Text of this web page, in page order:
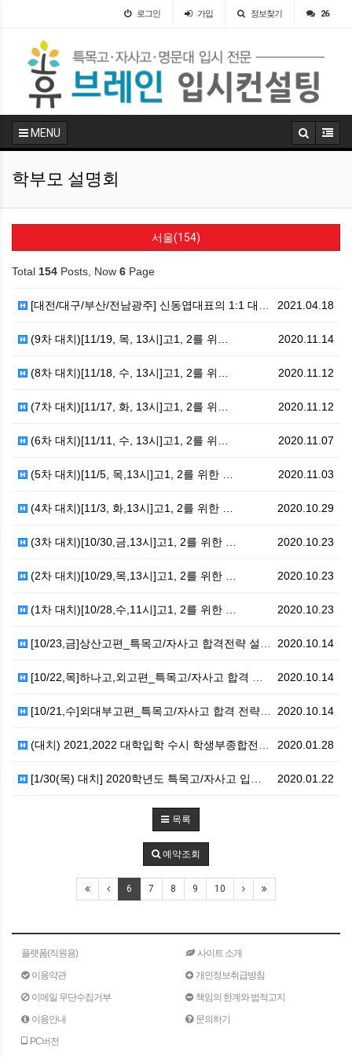
로그인 가입 정보찾기 26
MENU
학부모 설명회
서울(154)
Total 154 Posts, Now 6 Page
2021.04.18
[대전/대구/부산/전남광주] 신동엽대표의 1:1 대입 …
2020.11.14
(9차 대치)[11/19, 목, 13시]고1, 2를 위…
2020.11.12
(8차 대치)[11/18, 수, 13시]고1, 2를 위…
2020.11.12
(7차 대치)[11/17, 화, 13시]고1, 2를 위…
2020.11.07
(6차 대치)[11/11, 수, 13시]고1, 2를 위…
2020.11.03
(5차 대치)[11/5, 목,13시]고1, 2를 위한 …
2020.10.29
(4차 대치)[11/3, 화,13시]고1, 2를 위한 …
2020.10.23
(3차 대치)[10/30,금,13시]고1, 2를 위한 …
2020.10.23
(2차 대치)[10/29,목,13시]고1, 2를 위한 …
2020.10.23
(1차 대치)[10/28,수,11시]고1, 2를 위한 …
2020.10.14
[10/23,금]상산고편_특목고/자사고 합격전략 설명회
2020.10.14
[10/22,목]하나고,외고편_특목고/자사고 합격 전략…
2020.10.14
[10/21,수]외대부고편_특목고/자사고 합격 전략 설…
2020.01.28
(대치) 2021,2022 대학입학 수시 학생부종합전형…
2020.01.22
[1/30(목) 대치] 2020학년도 특목고/자사고 입…
목록
예약조회
6 7 8 9 10
플랫폼(직원용)
사이트 소개
이용약관
개인정보취급방침
이메일 무단수집거부
책임의 한계와 법적고지
이용안내
문의하기
PC버전